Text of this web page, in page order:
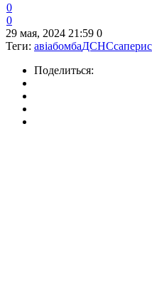
0
0
29 мая, 2024 21:59 0
Теги: авіабомбаДСНСсапери
Поделиться: